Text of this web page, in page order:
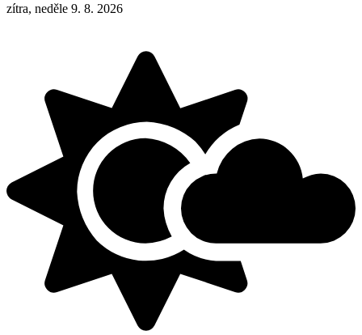
zítra, neděle 9. 8. 2026